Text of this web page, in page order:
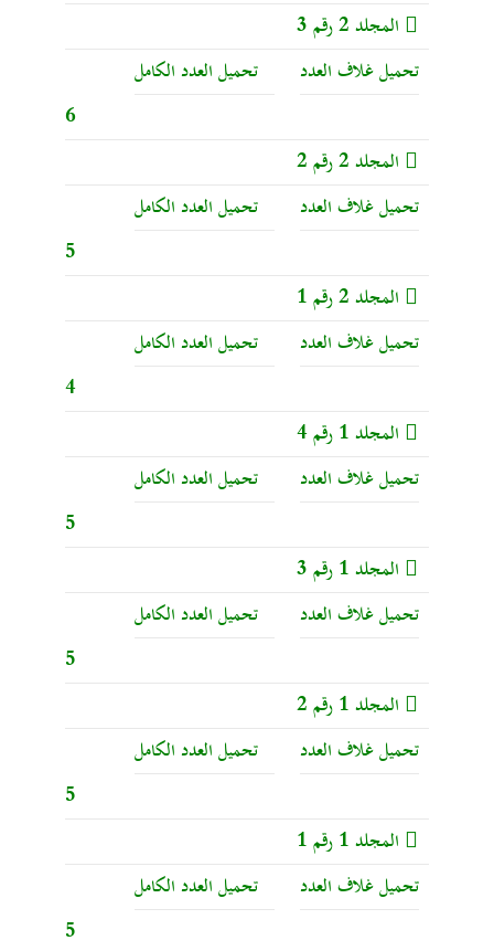
المجلد 2 رقم 3
تحميل غلاف العدد
تحميل العدد الكامل
6
المجلد 2 رقم 2
تحميل غلاف العدد
تحميل العدد الكامل
5
المجلد 2 رقم 1
تحميل غلاف العدد
تحميل العدد الكامل
4
المجلد 1 رقم 4
تحميل غلاف العدد
تحميل العدد الكامل
5
المجلد 1 رقم 3
تحميل غلاف العدد
تحميل العدد الكامل
5
المجلد 1 رقم 2
تحميل غلاف العدد
تحميل العدد الكامل
5
المجلد 1 رقم 1
تحميل غلاف العدد
تحميل العدد الكامل
5